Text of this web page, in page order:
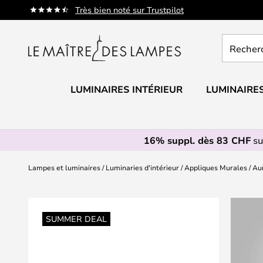
Très bien noté sur Trustpilot
Allez
au
un
LUMINAIRES INTÉRIEUR
16% suppl. dès 83 CHF
Lampes et luminaires Luminaries d'intérieur Appliques Murales
SUMMER DEAL